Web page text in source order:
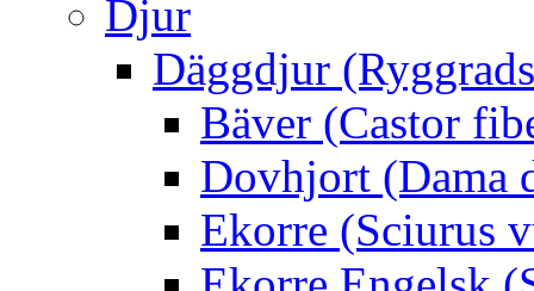
Djur
Däggdjur
Bäver (Castor
Dovhjort (Dama
Ekorre (Sciurus